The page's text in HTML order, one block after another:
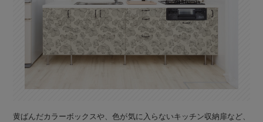
黄ばんだカラーボックスや、色が気に入らないキッチン収納扉など、